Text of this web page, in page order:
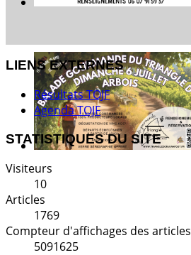
LIENS EXTERNES
Résultats TOJF
Agenda TOJF
STATISTIQUES DU SITE
Visiteurs
10
Articles
1769
Compteur d'affichages des articles
5091625